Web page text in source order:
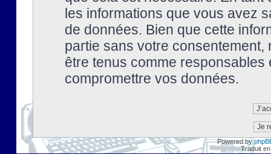
les informations que vous avez
de données. Bien que cette
partie sans votre
être tenus comme
compromettre vos données.
Powered by
Traduit